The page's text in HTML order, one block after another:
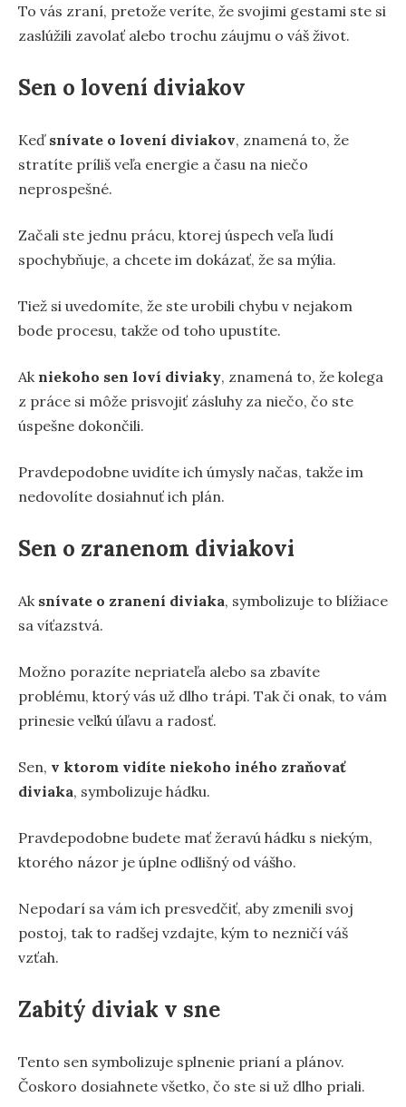
To vás zraní, pretože veríte, že svojimi gestami ste si
zaslúžili zavolať alebo trochu záujmu o váš život.
Sen o lovení diviakov
Keď snívate o lovení diviakov, znamená to, že
stratíte príliš veľa energie a času na niečo
neprospešné.
Začali ste jednu prácu, ktorej úspech veľa ľudí
spochybňuje, a chcete im dokázať, že sa mýlia.
Tiež si uvedomíte, že ste urobili chybu v nejakom
bode procesu, takže od toho upustíte.
Ak niekoho sen loví diviaky, znamená to, že kolega
z práce si môže prisvojiť zásluhy za niečo, čo ste
úspešne dokončili.
Pravdepodobne uvidíte ich úmysly načas, takže im
nedovolíte dosiahnuť ich plán.
Sen o zranenom diviakovi
Ak snívate o zranení diviaka, symbolizuje to blížiace
sa víťazstvá.
Možno porazíte nepriateľa alebo sa zbavíte
problému, ktorý vás už dlho trápi. Tak či onak, to vám
prinesie veľkú úľavu a radosť.
Sen, v ktorom vidíte niekoho iného zraňovať
diviaka, symbolizuje hádku.
Pravdepodobne budete mať žeravú hádku s niekým,
ktorého názor je úplne odlišný od vášho.
Nepodarí sa vám ich presvedčiť, aby zmenili svoj
postoj, tak to radšej vzdajte, kým to nezničí váš
vzťah.
Zabitý diviak v sne
Tento sen symbolizuje splnenie prianí a plánov.
Čoskoro dosiahnete všetko, čo ste si už dlho priali.